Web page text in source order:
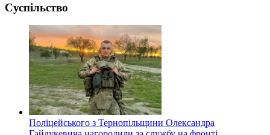
Суспільство
Поліцейського з Тернопільщини Олександра